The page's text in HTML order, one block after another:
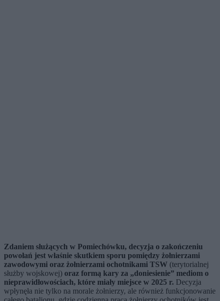
Zdaniem służących w Pomiechówku, decyzja o zakończeniu
powołań jest właśnie skutkiem sporu pomiędzy żołnierzami
zawodowymi oraz żołnierzami ochotnikami TSW (terytorialnej
służby wojskowej) oraz formą kary za „doniesienie” mediom o
nieprawidłowościach, które miały miejsce w 2025 r. Decyzja
wpłynęła nie tylko na morale żołnierzy, ale również funkcjonowanie